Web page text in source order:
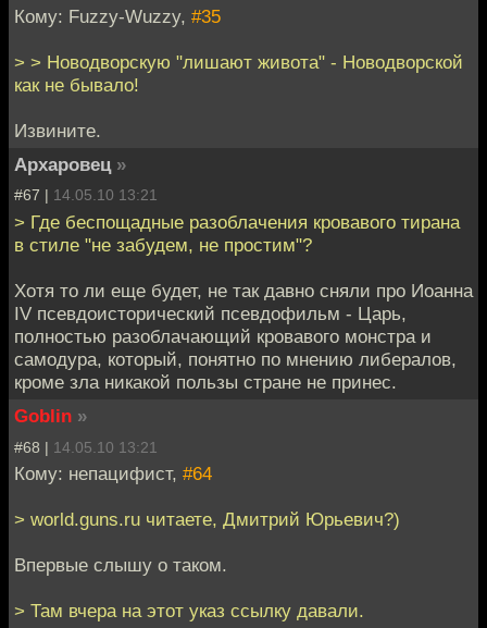
Кому: Fuzzy-Wuzzy, #35
> > Новодворскую "лишают живота" - Новодворской
как не бывало!
Извините.
Архаровец »
#67 | 14.05.10 13:21
> Где беспощадные разоблачения кровавого тирана
в стиле "не забудем, не простим"?
Хотя то ли еще будет, не так давно сняли про Иоанна
IV псевдоисторический псевдофильм - Царь,
полностью разоблачающий кровавого монстра и
самодура, который, понятно по мнению либералов,
кроме зла никакой пользы стране не принес.
Goblin »
#68 | 14.05.10 13:21
Кому: непацифист, #64
> world.guns.ru читаете, Дмитрий Юрьевич?)
Впервые слышу о таком.
> Там вчера на этот указ ссылку давали.